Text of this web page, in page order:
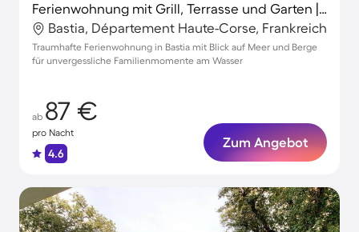
Ferienwohnung mit Grill, Terrasse und Garten | Meerblick
Bastia, Département Haute-Corse, Frankreich
Traumhafte Ferienwohnung in Bastia mit Blick auf Meer und Berge
für unvergessliche Familienmomente am Wasser
ab 87 €
pro Nacht
4.6
Zum Angebot